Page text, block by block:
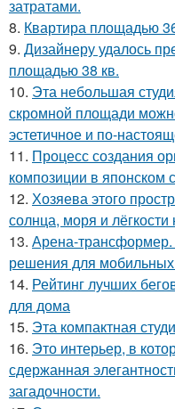
затратами.
8. Квартира площадью
9. Дизайнеру удалось
площадью 38 кв.
10. Эта небольшая
скромной площади
эстетичное и по-
11. Процесс создания
композиции в японском
12. Хозяева этого
солнца, моря и
13. Арена-
решения для мобильных
14. Рейтинг лучших
для дома
15. Эта компактная
16. Это интерьер, в
сдержанная
загадочности.